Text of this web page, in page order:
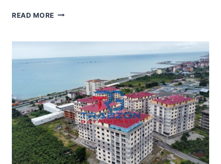
READ MORE شقة
1
في
طرابزون
ارسين
ألتنكنت
90.000
$